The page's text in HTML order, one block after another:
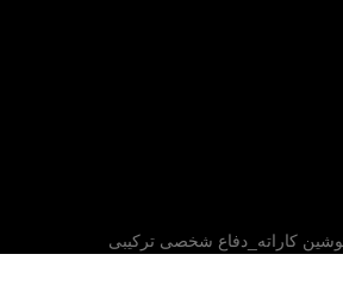
کاراته_دفاع شخصی ترکیبی